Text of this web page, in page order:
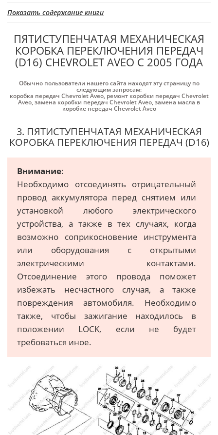
Показать содержание книги
ПЯТИСТУПЕНЧАТАЯ МЕХАНИЧЕСКАЯ
КОРОБКА ПЕРЕКЛЮЧЕНИЯ ПЕРЕДАЧ
(D16) CHEVROLET AVEO С 2005 ГОДА
Обычно пользователи нашего сайта находят эту страницу по
следующим запросам:
коробка передач Chevrolet Aveo, ремонт коробки передач Chevrolet
Aveo,замена коробки передач Chevrolet Aveo,замена масла в
коробке передач Chevrolet Aveo
3. ПЯТИСТУПЕНЧАТАЯ МЕХАНИЧЕСКАЯ
КОРОБКА ПЕРЕКЛЮЧЕНИЯ ПЕРЕДАЧ (D16)
Внимание:
Необходимо отсоединять отрицательный
провод аккумулятора перед снятием или
установкой любого электрического
устройства, а также в тех случаях, когда
возможно соприкосновение инструмента
или оборудования с открытыми
электрическими контактами.
Отсоединение этого провода поможет
избежать несчастного случая, а также
повреждения автомобиля. Необходимо
также, чтобы зажигание находилось в
положении LOCK, если не будет
требоваться иное.